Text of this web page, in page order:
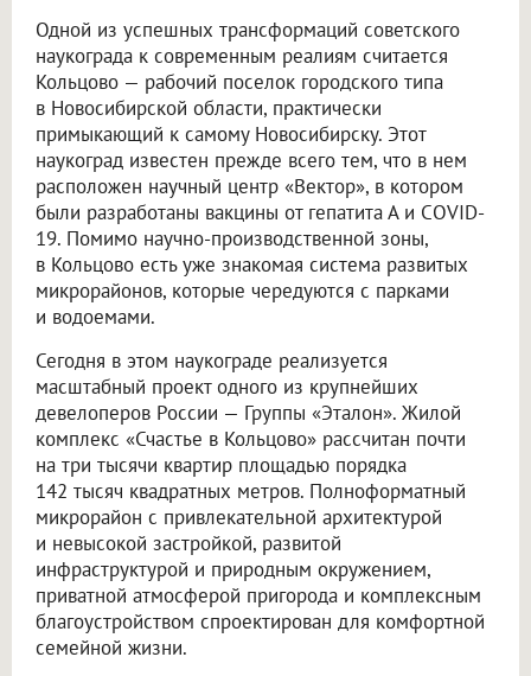
Одной из успешных трансформаций советского
наукограда к современным реалиям считается
Кольцово — рабочий поселок городского типа
в Новосибирской области, практически
примыкающий к самому Новосибирску. Этот
наукоград известен прежде всего тем, что в нем
расположен научный центр «Вектор», в котором
были разработаны вакцины от гепатита А и COVID-
19. Помимо научно-производственной зоны,
в Кольцово есть уже знакомая система развитых
микрорайонов, которые чередуются с парками
и водоемами.
Сегодня в этом наукограде реализуется
масштабный проект одного из крупнейших
девелоперов России — Группы «Эталон». Жилой
комплекс «Счастье в Кольцово» рассчитан почти
на три тысячи квартир площадью порядка
142 тысяч квадратных метров. Полноформатный
микрорайон с привлекательной архитектурой
и невысокой застройкой, развитой
инфраструктурой и природным окружением,
приватной атмосферой пригорода и комплексным
благоустройством спроектирован для комфортной
семейной жизни.